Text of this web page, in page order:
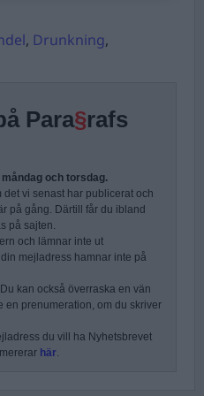
, Drunkning,
Para§rafs
och torsdag.
det vi senast har publicerat och
på gång. Därtill får du ibland
på sajten.
och lämnar inte ut
mejladress hamnar inte på
kan också överraska en vän
en prenumeration, om du skriver
du vill ha Nyhetsbrevet
här.